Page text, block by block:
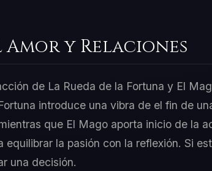
y Relaciones
de La Rueda de la Fortuna y El
introduce una vibra de el fin de
que El Mago aporta inicio de la
equilibrar la pasión con la reflexión. Si
una decisión.